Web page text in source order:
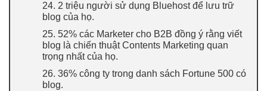
24. 2 triệu người sử dụng Bluehost để lưu trữ
blog của họ.
25. 52% các Marketer cho B2B đồng ý rằng viết
blog là chiến thuật Contents Marketing quan
trọng nhất của họ.
26. 36% công ty trong danh sách Fortune 500 có
blog.